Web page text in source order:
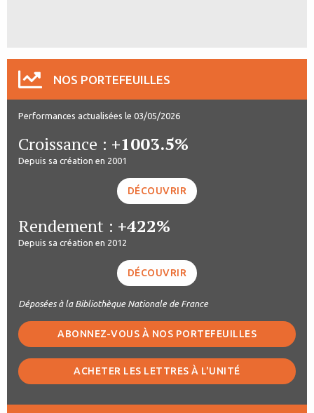
NOS PORTEFEUILLES
Performances actualisées le 03/05/2026
Croissance : +1003.5%
Depuis sa création en 2001
DÉCOUVRIR
Rendement : +422%
Depuis sa création en 2012
DÉCOUVRIR
Déposées à la Bibliothèque Nationale de France
ABONNEZ-VOUS À NOS PORTEFEUILLES
ACHETER LES LETTRES À L'UNITÉ